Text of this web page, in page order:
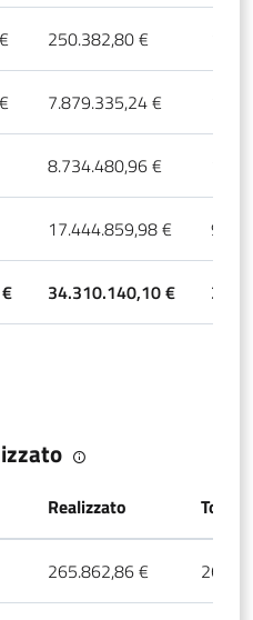
250.382,80 €
7.879.335,24 €
8.734.480,96 €
17.444.859,98 €
34.310.140,10 €
Realizzato Totale
265.862,86 €